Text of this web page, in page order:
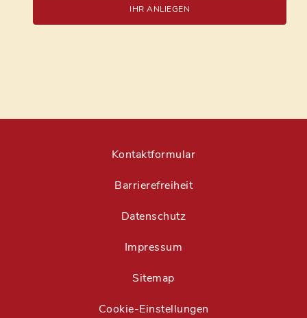
IHR ANLIEGEN
Kontaktformular
Barrierefreiheit
Datenschutz
Impressum
Sitemap
Cookie-Einstellungen